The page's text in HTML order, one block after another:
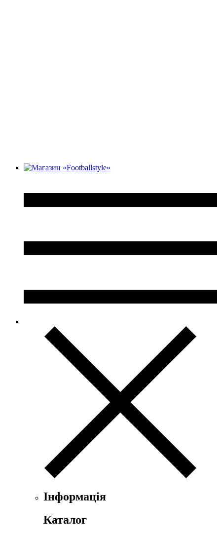
Інформація
Каталог